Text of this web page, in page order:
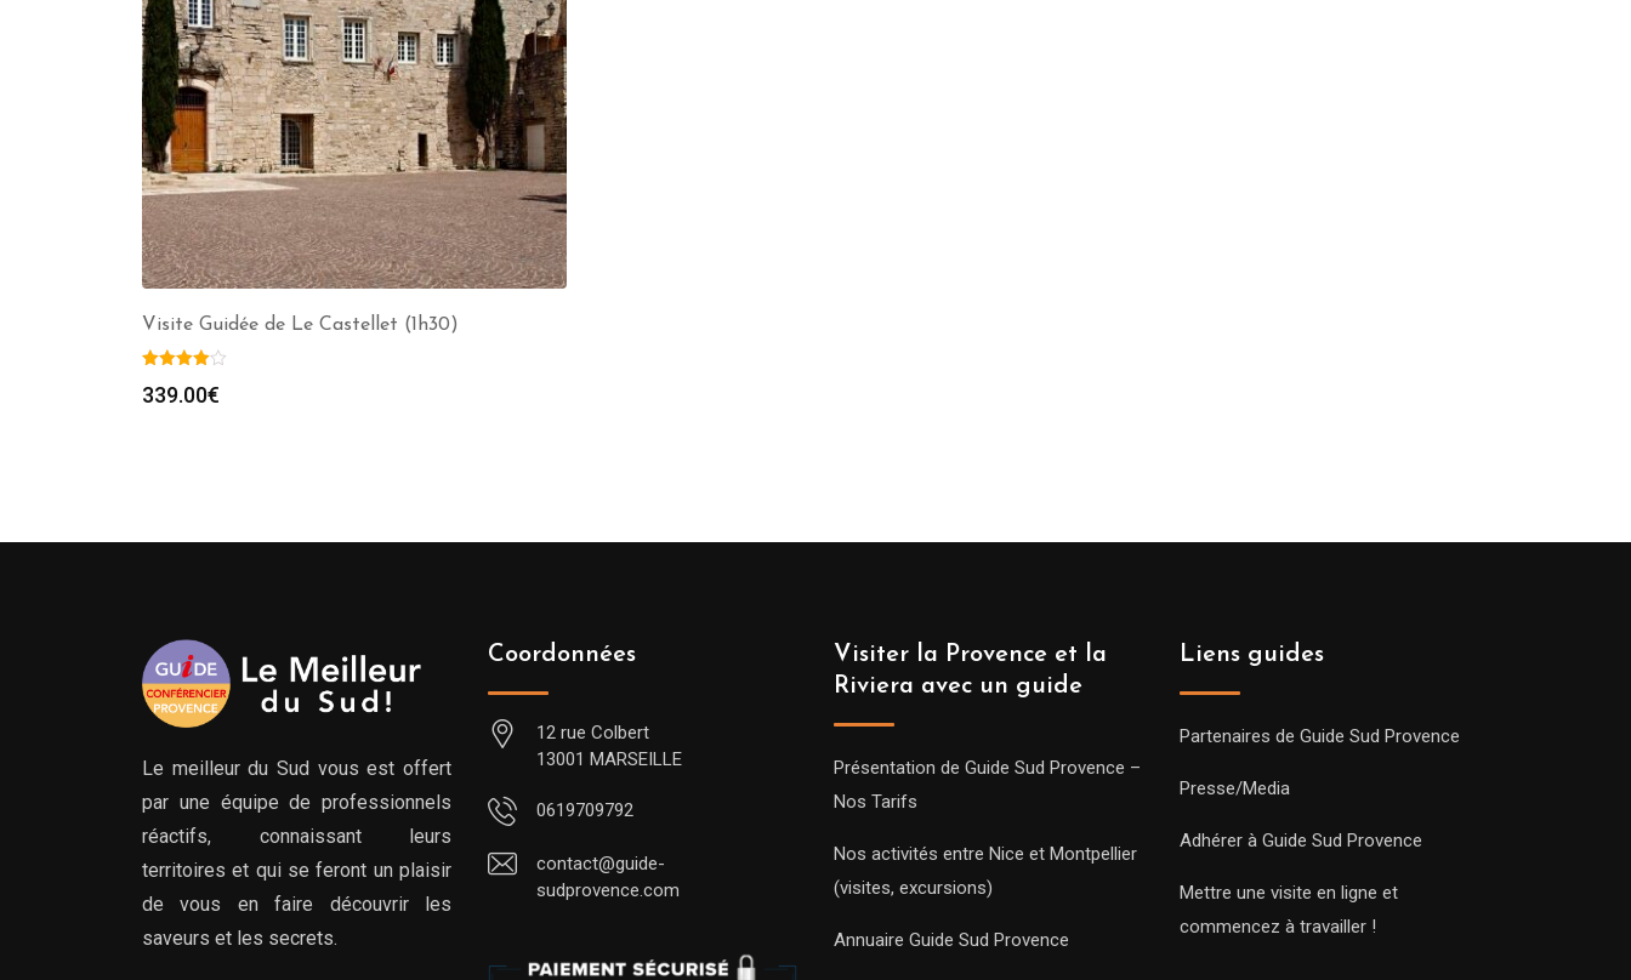
Visite Guidée de Le Castellet (1h30)
339.00€
Le meilleur du Sud vous est offert
par une équipe de professionnels
réactifs, connaissant leurs
territoires et qui se feront un plaisir
de vous en faire découvrir les
saveurs et les secrets.
Coordonnées
12 rue Colbert
13001 MARSEILLE
0619709792
contact@guide-
sudprovence.com
Visiter la Provence et la
Riviera avec un guide
Présentation de Guide Sud Provence –
Nos Tarifs
Nos activités entre Nice et Montpellier
(visites, excursions)
Annuaire Guide Sud Provence
Liens guides
Partenaires de Guide Sud Provence
Presse/Media
Adhérer à Guide Sud Provence
Mettre une visite en ligne et
commencez à travailler !